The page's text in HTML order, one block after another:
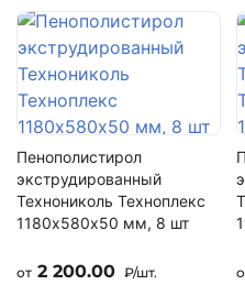
Пенополистирол
экструдированный
Технониколь Техноплекс
1180х580х50 мм, 8 шт
от 2 200.00 ₽/шт.